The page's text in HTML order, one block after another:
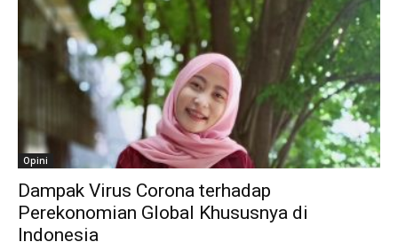
Opini
Dampak Virus Corona terhadap
Perekonomian Global Khususnya di
Indonesia